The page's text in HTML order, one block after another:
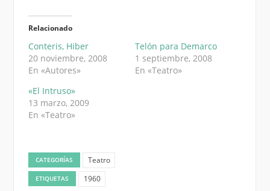
Relacionado
Conteris, Hiber
20 noviembre, 2008
En «Autores»
Telón para Demarco
1 septiembre, 2008
En «Teatro»
«El Intruso»
13 marzo, 2009
En «Teatro»
CATEGORÍAS Teatro
ETIQUETAS 1960